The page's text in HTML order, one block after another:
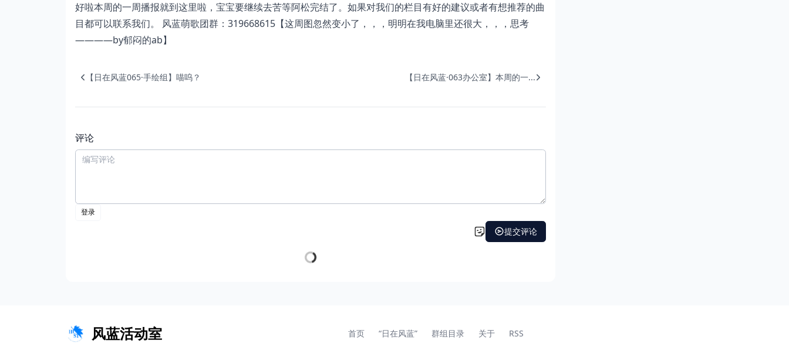
好啦本周的一周播报就到这里啦，宝宝要继续去苦等阿松完结了。如果对我们的栏目有好的建议或者有想推荐的曲
目都可以联系我们。 风蓝萌歌团群：319668615【这周图忽然变小了，，，明明在我电脑里还很大，，，思考
————by郁闷的ab】
【日在风蓝065·手绘组】喵呜？ 【日在风蓝·063办公室】本周的一...
评论
风蓝活动室 首页 “日在风蓝” 群组目录 关于 RSS